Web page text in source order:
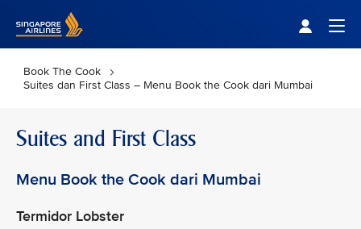
Book The Cook
Suites dan First Class – Menu Book the Cook dari Mumbai
Suites and First Class
Menu Book the Cook dari Mumbai
Termidor Lobster